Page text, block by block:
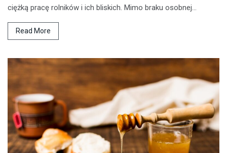
ciężką pracę rolników i ich bliskich. Mimo braku osobnej…
Read More